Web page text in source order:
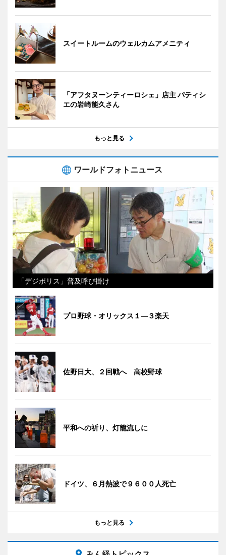
スイートルームのウェルカムアメニティ
「アフタヌーンティーロシェ」店主 パティシ
エの岩崎能久さん
もっと見る
ワールドフォトニュース
「デジポリス」普及呼び掛け
プロ野球・オリックス１―３楽天
佐野日大、２回戦へ 高校野球
平和への祈り、灯籠流しに
ドイツ、６月熱波で９６００人死亡
もっと見る